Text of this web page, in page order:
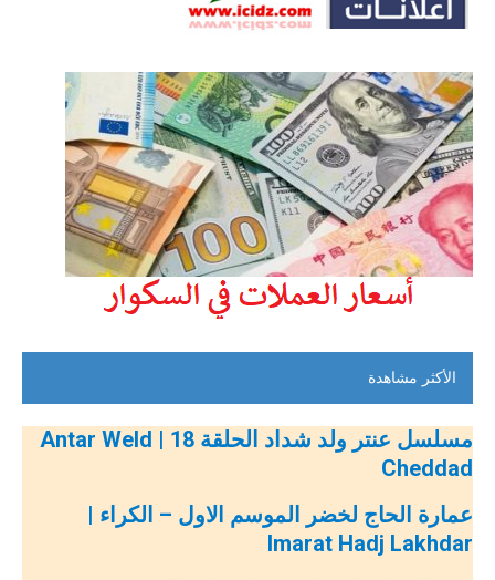
الأكثر مشاهدة
مسلسل عنتر ولد شداد الحلقة 18 | Antar Weld
Cheddad
عمارة الحاج لخضر الموسم الاول – الكراء |
Imarat Hadj Lakhdar